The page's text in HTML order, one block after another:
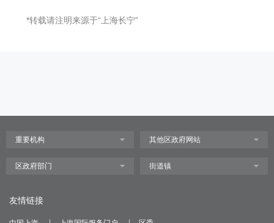
*转载请注明来源于“上海长宁”
友情链接